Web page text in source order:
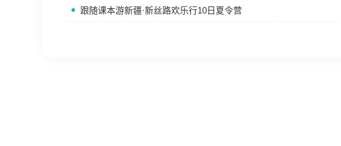
跟随课本游新疆·新丝路欢乐行10日夏令营